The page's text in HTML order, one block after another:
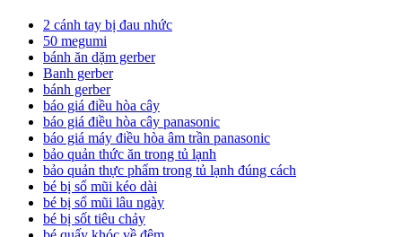
2 cánh tay bị đau nhức
50 megumi
bánh ăn dặm gerber
Banh gerber
bánh gerber
báo giá điều hòa cây
báo giá điều hòa cây panasonic
báo giá máy điều hòa âm trần panasonic
bảo quản thức ăn trong tủ lạnh
bảo quản thực phẩm trong tủ lạnh đúng cách
bé bị sổ mũi kéo dài
bé bị sổ mũi lâu ngày
bé bị sốt tiêu chảy